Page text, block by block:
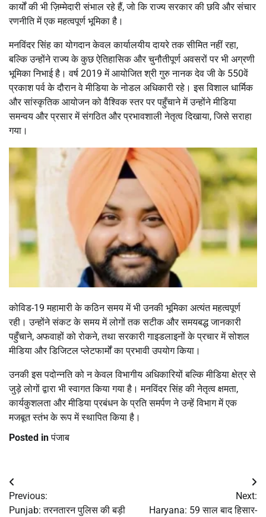
कार्यों की भी ज़िम्मेदारी संभाल रहे हैं, जो कि राज्य सरकार की छवि और संचार
रणनीति में एक महत्वपूर्ण भूमिका है।
मनविंदर सिंह का योगदान केवल कार्यालयीय दायरे तक सीमित नहीं रहा,
बल्कि उन्होंने राज्य के कुछ ऐतिहासिक और चुनौतीपूर्ण अवसरों पर भी अग्रणी
भूमिका निभाई है। वर्ष 2019 में आयोजित श्री गुरु नानक देव जी के 550वें
प्रकाश पर्व के दौरान वे मीडिया के नोडल अधिकारी रहे। इस विशाल धार्मिक
और सांस्कृतिक आयोजन को वैश्विक स्तर पर पहुँचाने में उन्होंने मीडिया
समन्वय और प्रसार में संगठित और प्रभावशाली नेतृत्व दिखाया, जिसे सराहा
गया।
कोविड-19 महामारी के कठिन समय में भी उनकी भूमिका अत्यंत महत्वपूर्ण
रही। उन्होंने संकट के समय में लोगों तक सटीक और समयबद्ध जानकारी
पहुँचाने, अफवाहों को रोकने, तथा सरकारी गाइडलाइनों के प्रचार में सोशल
मीडिया और डिजिटल प्लेटफार्मों का प्रभावी उपयोग किया।
उनकी इस पदोन्नति को न केवल विभागीय अधिकारियों बल्कि मीडिया क्षेत्र से
जुड़े लोगों द्वारा भी स्वागत किया गया है। मनविंदर सिंह की नेतृत्व क्षमता,
कार्यकुशलता और मीडिया प्रबंधन के प्रति समर्पण ने उन्हें विभाग में एक
मजबूत स्तंभ के रूप में स्थापित किया है।
Posted inपंजाब
Post
navigation
Previous:
Punjab: तरनतारन पुलिस की बड़ी
Next:
Haryana: 59 साल बाद हिसार-